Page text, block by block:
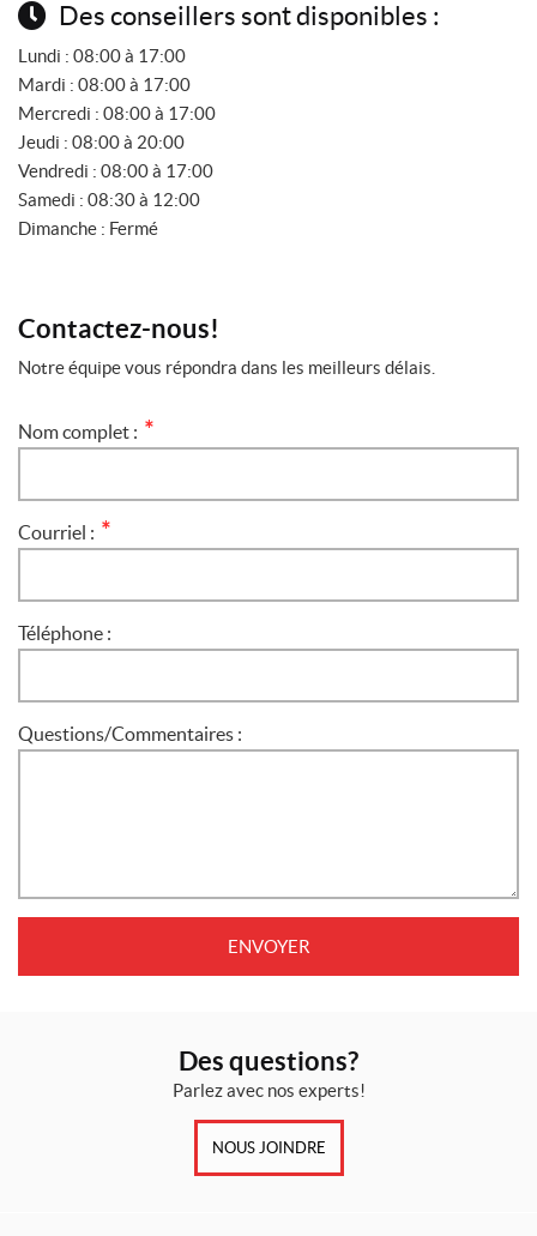
Des conseillers sont disponibles :
Lundi : 08:00 à 17:00
Mardi : 08:00 à 17:00
Mercredi : 08:00 à 17:00
Jeudi : 08:00 à 20:00
Vendredi : 08:00 à 17:00
Samedi : 08:30 à 12:00
Dimanche : Fermé
Contactez-nous!
Notre équipe vous répondra dans les meilleurs délais.
Nom complet :
Courriel :
Téléphone :
Questions/Commentaires :
Des questions?
Parlez avec nos experts!
NOUS JOINDRE